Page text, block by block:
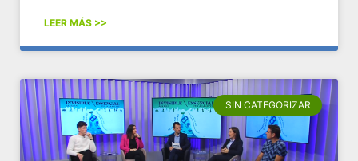
LEER MÁS >>
SIN CATEGORIZAR